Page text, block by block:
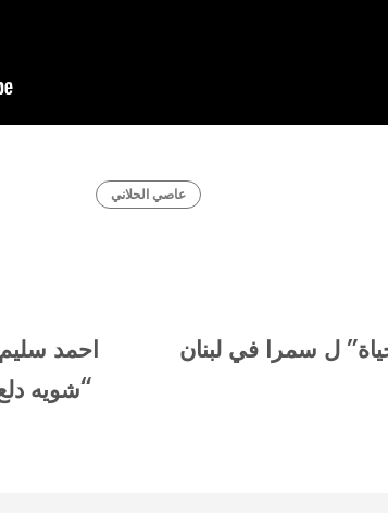
عاصي الحلاني
احمد
“شويه
ل سمرا في لبنان